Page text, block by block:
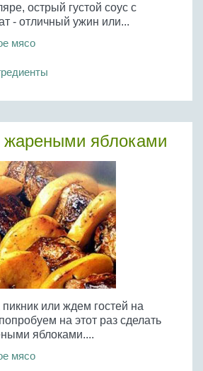
острый густой соус с
- отличный ужин или...
мясо
яблоками
или ждем гостей на
на этот раз сделать
яблоками....
мясо